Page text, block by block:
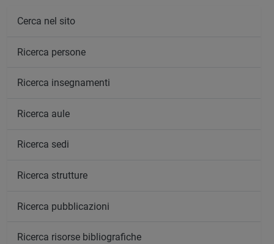
Cerca nel sito
Ricerca persone
Ricerca insegnamenti
Ricerca aule
Ricerca sedi
Ricerca strutture
Ricerca pubblicazioni
Ricerca risorse bibliografiche